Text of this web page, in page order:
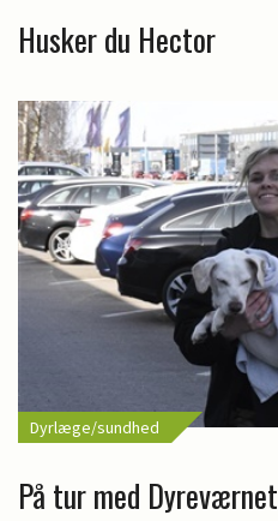
Husker du Hector
Dyrlæge/sundhed
På tur med Dyreværnet